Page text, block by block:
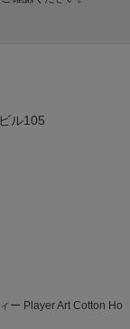
ル105
ー Player Art Cotton Ho